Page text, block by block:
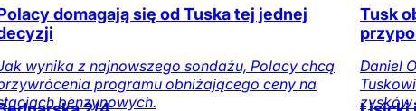
domagają się od Tuska tej jednej
wynika z najnowszego sondażu, Polacy chcą
programu obniżającego ceny na
benzynowych.
Tusk
Daniel
zysków